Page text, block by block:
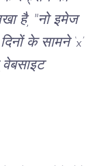
है, "नो इमेज
के सामने ‘x’